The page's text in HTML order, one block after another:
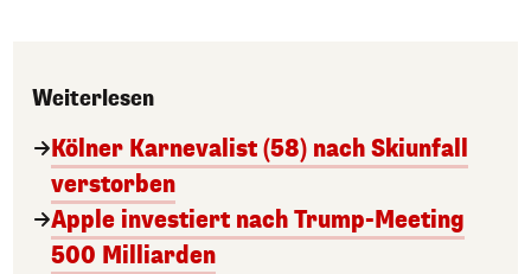
Weiterlesen
Kölner Karnevalist (58) nach Skiunfall
verstorben
Apple investiert nach Trump-Meeting
500 Milliarden